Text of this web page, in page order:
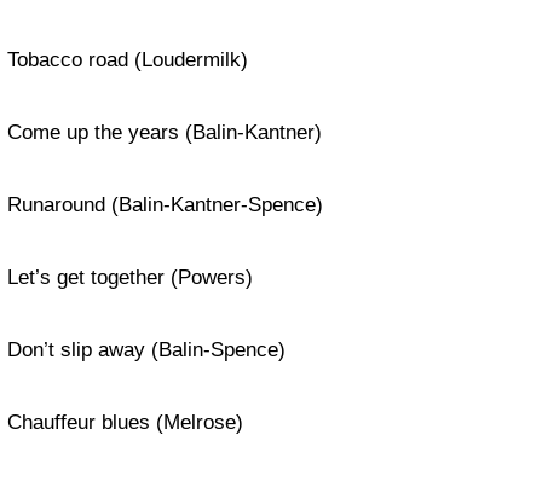
Tobacco road (Loudermilk)
Come up the years (Balin-Kantner)
Runaround (Balin-Kantner-Spence)
Let’s get together (Powers)
Don’t slip away (Balin-Spence)
Chauffeur blues (Melrose)